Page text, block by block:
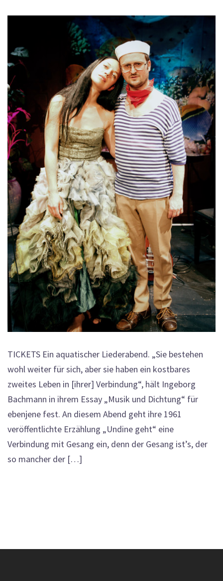
TICKETS Ein aquatischer Liederabend. „Sie bestehen
wohl weiter für sich, aber sie haben ein kostbares
zweites Leben in [ihrer] Verbindung“, hält Ingeborg
Bachmann in ihrem Essay „Musik und Dichtung“ für
ebenjene fest. An diesem Abend geht ihre 1961
veröffentlichte Erzählung „Undine geht“ eine
Verbindung mit Gesang ein, denn der Gesang ist’s, der
so mancher der […]